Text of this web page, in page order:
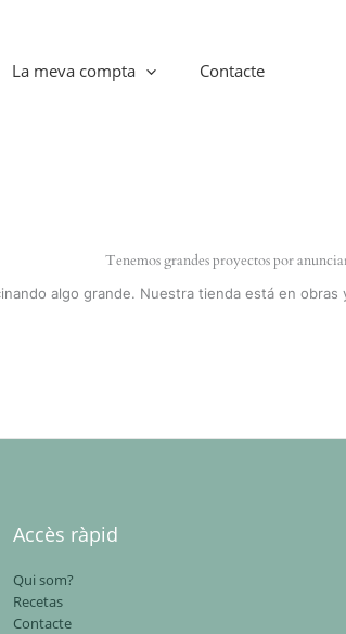
La meva compta Contacte
Tenemos grandes proyectos por
algo grande. Nuestra tienda está en obras
Accès ràpid
Qui som?
Recetas
Contacte